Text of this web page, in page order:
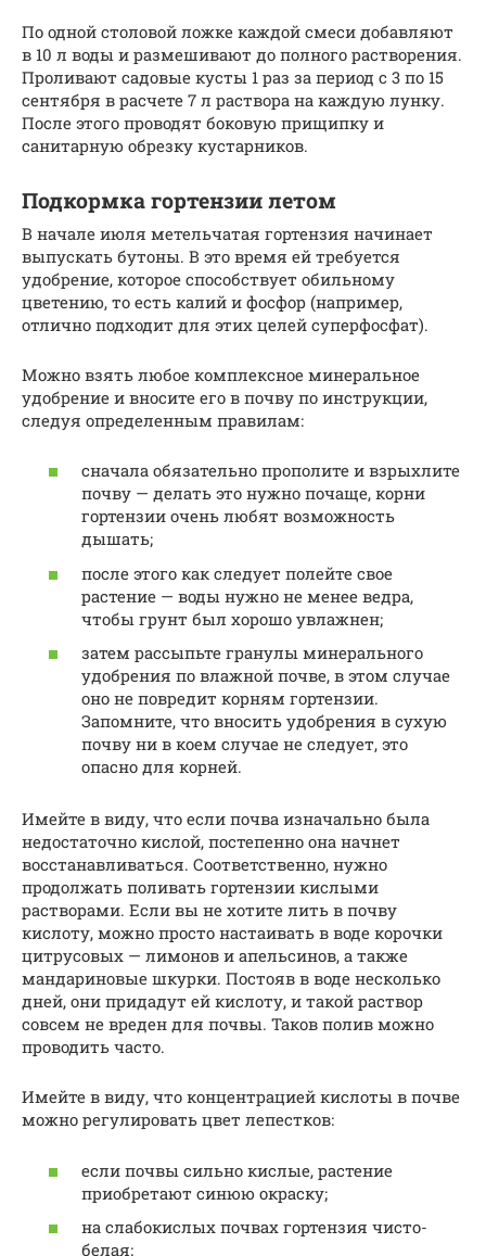
По одной столовой ложке каждой смеси добавляют
в 10 л воды и размешивают до полного растворения.
Проливают садовые кусты 1 раз за период с 3 по 15
сентября в расчете 7 л раствора на каждую лунку.
После этого проводят боковую прищипку и
санитарную обрезку кустарников.
Подкормка гортензии летом
В начале июля метельчатая гортензия начинает
выпускать бутоны. В это время ей требуется
удобрение, которое способствует обильному
цветению, то есть калий и фосфор (например,
отлично подходит для этих целей суперфосфат).
Можно взять любое комплексное минеральное
удобрение и вносите его в почву по инструкции,
следуя определенным правилам:
сначала обязательно прополите и взрыхлите
почву — делать это нужно почаще, корни
гортензии очень любят возможность
дышать;
после этого как следует полейте свое
растение — воды нужно не менее ведра,
чтобы грунт был хорошо увлажнен;
затем рассыпьте гранулы минерального
удобрения по влажной почве, в этом случае
оно не повредит корням гортензии.
Запомните, что вносить удобрения в сухую
почву ни в коем случае не следует, это
опасно для корней.
Имейте в виду, что если почва изначально была
недостаточно кислой, постепенно она начнет
восстанавливаться. Соответственно, нужно
продолжать поливать гортензии кислыми
растворами. Если вы не хотите лить в почву
кислоту, можно просто настаивать в воде корочки
цитрусовых — лимонов и апельсинов, а также
мандариновые шкурки. Постояв в воде несколько
дней, они придадут ей кислоту, и такой раствор
совсем не вреден для почвы. Таков полив можно
проводить часто.
Имейте в виду, что концентрацией кислоты в почве
можно регулировать цвет лепестков:
если почвы сильно кислые, растение
приобретают синюю окраску;
на слабокислых почвах гортензия чисто-
белая;